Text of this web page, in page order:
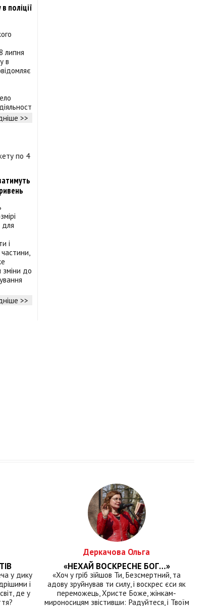
поліції
липня
в
>>
для
і
зміни до
>>
у дику
і
де у
Деркачова Ольга
«НЕХАЙ ВОСКРЕСНЕ БОГ…»
«Хоч у гріб зійшов Ти, Безсмертний, та
адову зруйнував ти силу, і воскрес єси як
переможець, Христе Боже, жінкам-
мироносицям звістивши: Радуйтеся, і Твоїм